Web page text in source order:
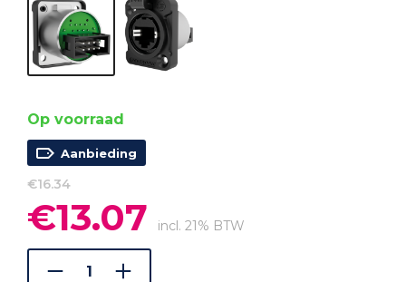
Op voorraad
Aanbieding
€16.34
Oorspronkelijke
prijs
was:
€16.34.
€13.07 prijs
is:
incl. 21% BTW